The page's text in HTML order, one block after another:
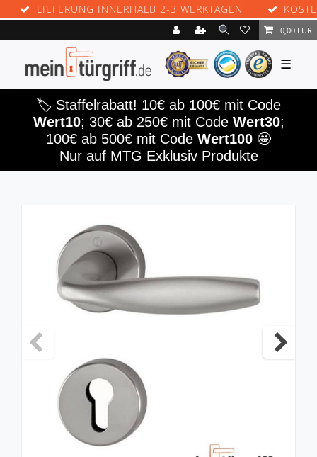
LIEFERUNG INNERHALB 2-3 WERKTAGEN
0,00 EUR
☰
🏷️ Staffelrabatt! 10€ ab 100€ mit Code
Wert10; 30€ ab 250€ mit Code Wert30;
100€ ab 500€ mit Code Wert100 🤩
Nur auf MTG Exklusiv Produkte